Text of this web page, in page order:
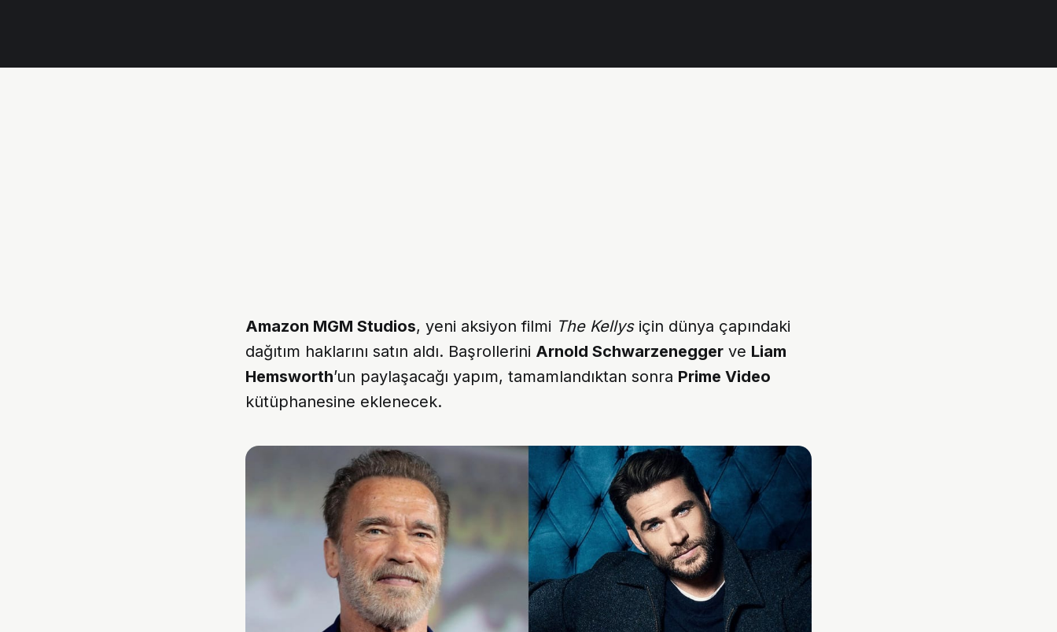
Amazon MGM Studios, yeni aksiyon filmi The Kellysiçin dünya çapındaki
dağıtım haklarını satın aldı. Başrollerini Arnold Schwarzenegger ve Liam
Hemsworth’un paylaşacağı yapım, tamamlandıktan sonra Prime Video
kütüphanesine eklenecek.